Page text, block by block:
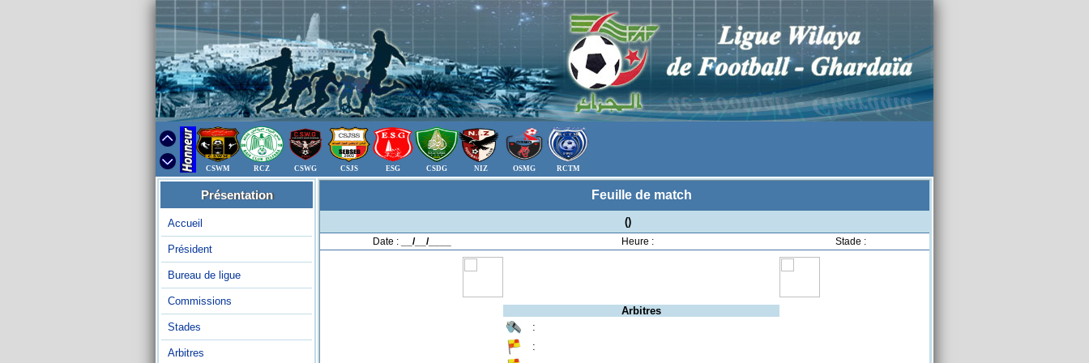
CSWM RCZ CSWG CSJS ESG CSDG NIZ OSMG RCTM
Présentation
Accueil
Président
Bureau de ligue
Commissions
Stades
Arbitres
Feuille de match
()
Date : __/__/____ Heure : Stade :
Arbitres
:
: